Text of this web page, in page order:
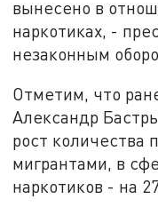
вынесено в
наркотиках, -
незаконным
Отметим, что
Александр
рост количества
мигрантами, в
наркотиков - на